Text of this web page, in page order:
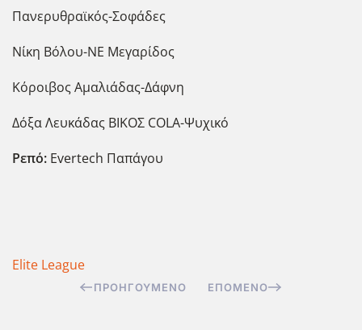
Πανερυθραϊκός-Σοφάδες
Νίκη Βόλου-ΝΕ Μεγαρίδος
Κόροιβος Αμαλιάδας-Δάφνη
Δόξα Λευκάδας ΒΙΚΟΣ COLA-Ψυχικό
Ρεπό: Evertech Παπάγου
Elite League
ΠΡΟΗΓΟΎΜΕΝΟ ΕΠΌΜΕΝΟ